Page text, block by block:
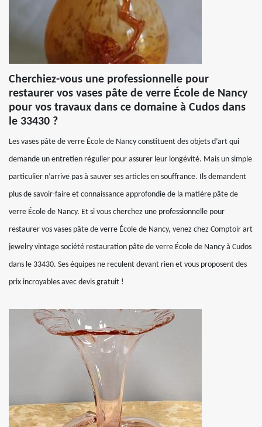
Cherchiez-vous une professionnelle pour
restaurer vos vases pâte de verre École de Nancy
pour vos travaux dans ce domaine à Cudos dans
le 33430 ?
Les vases pâte de verre École de Nancy constituent des objets d’art qui
demande un entretien régulier pour assurer leur longévité. Mais un simple
particulier n’arrive pas à sauver ses articles en souffrance. Ils demandent
plus de savoir-faire et connaissance approfondie de la matière pâte de
verre École de Nancy. Et si vous cherchez une professionnelle pour
restaurer vos vases pâte de verre École de Nancy, venez chez Comptoir art
jewelry vintage société restauration pâte de verre École de Nancy à Cudos
dans le 33430. Ses équipes ne reculent devant rien et vous proposent des
prix incroyables avec devis gratuit !